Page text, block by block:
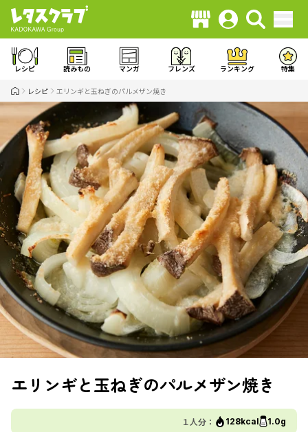
レシピ 読みもの マンガ フレンズ ランキング 特集
レシピ エリンギと玉ねぎのパルメザン焼き
エリンギと玉ねぎのパルメザン焼き
１人分： 128kcal 1.0g